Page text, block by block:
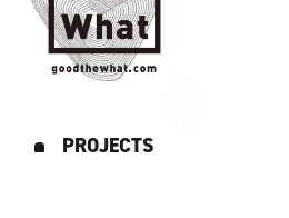
PROJECTS